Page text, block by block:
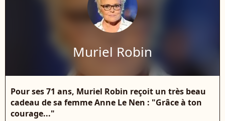
Muriel Robin
Pour ses 71 ans, Muriel Robin reçoit un très beau
cadeau de sa femme Anne Le Nen : "Grâce à ton
courage..."